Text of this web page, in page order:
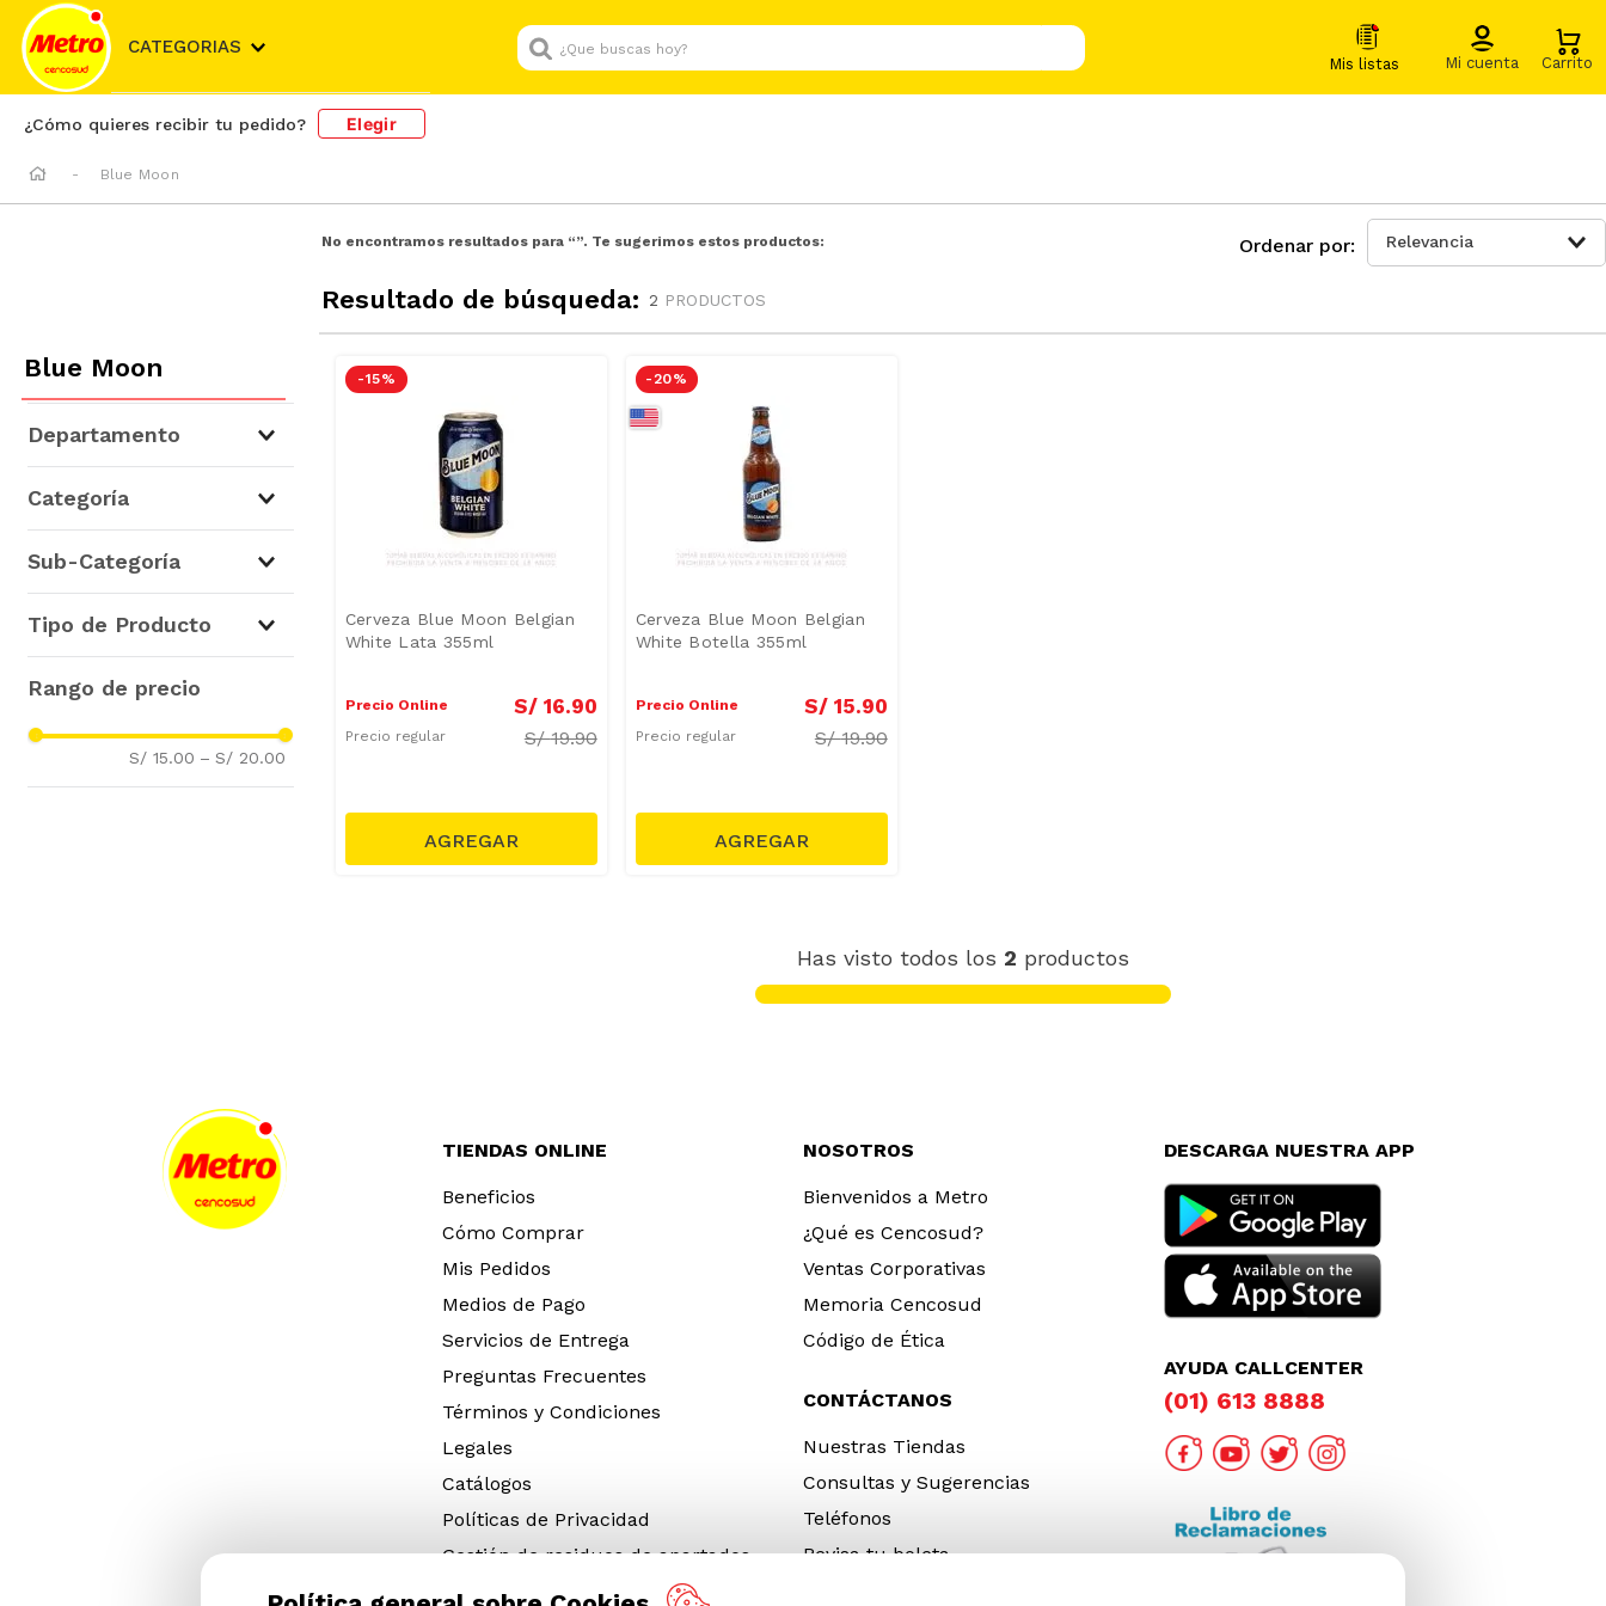
CATEGORIAS
¿Que buscas hoy?
¿Cómo quieres recibir tu pedido? Elegir
Blue Moon
No encontramos resultados para “”. Te sugerimos estos productos:
Resultado de búsqueda: 2 PRODUCTOS
Relevancia
Blue Moon
Departamento
Categoría
Sub-Categoría
Tipo de Producto
S/ 15.00 – S/ 20.00
-15 %
Cerveza Blue Moon Belgian
White Lata 355ml
Precio Online S/ 16.90
Precio regular S/19.90
-20 %
Cerveza Blue Moon Belgian
White Botella 355ml
Precio Online S/ 15.90
Precio regular S/19.90
Has visto todos los 2 productos
TIENDAS ONLINE
Beneficios
Cómo Comprar
Mis Pedidos
Medios de Pago
Servicios de Entrega
Preguntas Frecuentes
Términos y Condiciones
Legales
Catálogos
Políticas de Privacidad
Gestión de residuos de apartados
NOSOTROS
Bienvenidos a Metro
¿Qué es Cencosud?
Ventas Corporativas
Memoria Cencosud
Código de Ética
CONTÁCTANOS
Nuestras Tiendas
Consultas y Sugerencias
Teléfonos
Revisa tu boleta
DESCARGA NUESTRA APP
AYUDA CALLCENTER
(01) 613 8888